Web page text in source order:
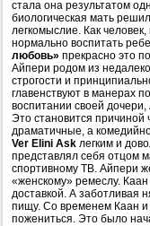
стала она результатом
биологическая мать
легкомыслие. Как
нормально воспитать
любовь» прекрасно это
Айпери родом из
строгости и
главенствуют в манерах
воспитании своей
Это становится причиной
драматичные, а
Ver Elini Ask легким и
представлял себя отцом
спортивному ТВ. Айпери
«женскому» ремеслу.
доставкой. А заботливая
пищу. Со временем Каан и
пожениться. Это было